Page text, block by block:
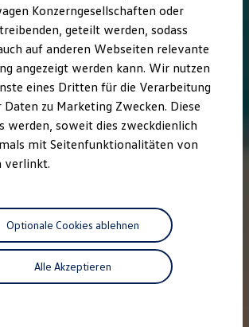
& Kosten der Elektrofahrzeuge
für Privatkunden
für Gewerbekunden
Fahren
ID. Buzz
Beratung
Club
Magazin & Ratgeber
App
Lifestyle & Zubehör
im California
Konzerngesellschaften oder
geteilt werden, sodass
auf anderen Webseiten relevante
angezeigt werden kann. Wir nutzen
eines Dritten für die Verarbeitung
Daten zu Marketing Zwecken. Diese
werden, soweit dies zweckdienlich
mit Seitenfunktionalitäten von
verlinkt.
Alle Akzeptieren
Optionale Cookies ablehnen